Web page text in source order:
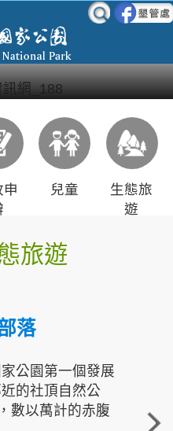
申
兒童
生態旅
遊
旅遊
落
公園第一個發展
的社頂自然公
數以萬計的赤腹
重